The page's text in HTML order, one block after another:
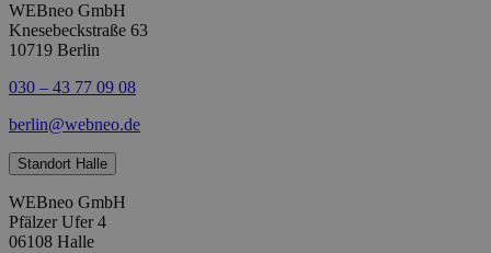
WEBneo GmbH
Knesebeckstraße 63
10719 Berlin
030 – 43 77 09 08
berlin@webneo.de
Standort Halle
WEBneo GmbH
Pfälzer Ufer 4
06108 Halle